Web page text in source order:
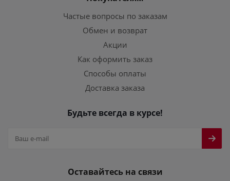
Частые вопросы по заказам
Обмен и возврат
Акции
Как оформить заказ
Способы оплаты
Доставка заказа
Будьте всегда в курсе!
Оставайтесь на связи